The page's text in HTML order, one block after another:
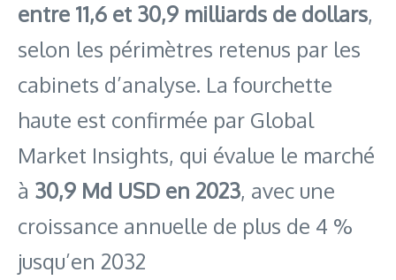
entre 11,6 et 30,9 milliards de dollars,
selon les périmètres retenus par les
cabinets d’analyse. La fourchette
haute est confirmée par Global
Market Insights, qui évalue le marché
à 30,9 Md USD en 2023, avec une
croissance annuelle de plus de 4 %
jusqu’en 2032